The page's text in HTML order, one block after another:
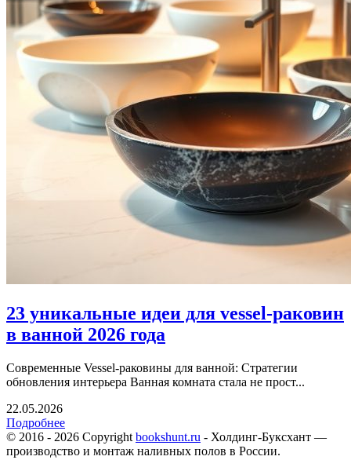
23 уникальные идеи для vessel-раковин
в ванной 2026 года
Современные Vessel-раковины для ванной: Стратегии
обновления интерьера Ванная комната стала не прост...
22.05.2026
Подробнее
© 2016 - 2026 Copyright bookshunt.ru - Холдинг-Буксхант —
производство и монтаж наливных полов в России.